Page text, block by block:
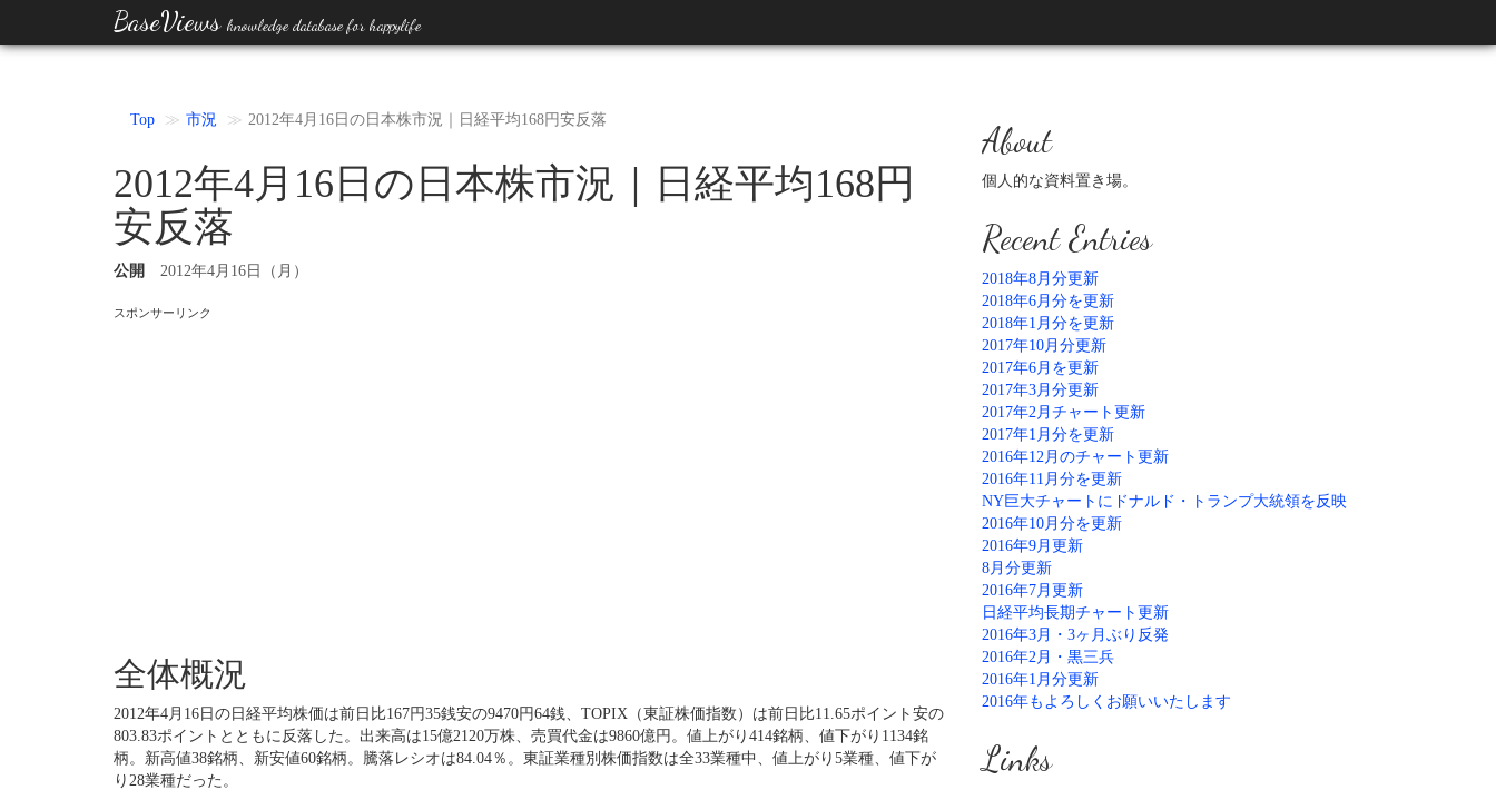
BaseViews knowledge database for happylife
Top 市況 2012年4月16日の日本株市況｜日経平均168円安反落
2012年4月16日の日本株市況｜日経平均168円
安反落
公開 2012年4月16日（月）
スポンサーリンク
全体概況
2012年4月16日の日経平均株価は前日比167円35銭安の9470円64銭、TOPIX（東証株価指数）は前日比11.65ポイント安の
803.83ポイントとともに反落した。出来高は15億2120万株、売買代金は9860億円。値上がり414銘柄、値下がり1134銘
柄。新高値38銘柄、新安値60銘柄。騰落レシオは84.04％。東証業種別株価指数は全33業種中、値上がり5業種、値下が
り28業種だった。
About
個人的な資料置き場。
Recent Entries
2018年8月分更新
2018年6月分を更新
2018年1月分を更新
2017年10月分更新
2017年6月を更新
2017年3月分更新
2017年2月チャート更新
2017年1月分を更新
2016年12月のチャート更新
2016年11月分を更新
NY巨大チャートにドナルド・トランプ大統領を反映
2016年10月分を更新
2016年9月更新
8月分更新
2016年7月更新
日経平均長期チャート更新
2016年3月・3ヶ月ぶり反発
2016年2月・黒三兵
2016年1月分更新
2016年もよろしくお願いいたします
Links